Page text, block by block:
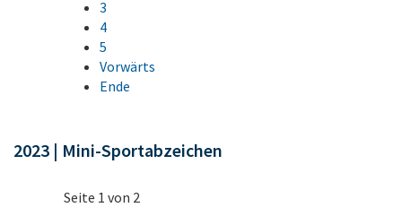
3
4
5
Vorwärts
Ende
2023 | Mini-Sportabzeichen
Seite 1 von 2